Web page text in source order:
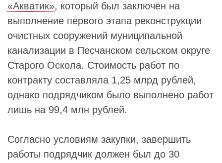
«Акватик», который был заключён на
выполнение первого этапа реконструкции
очистных сооружений муниципальной
канализации в Песчанском сельском округе
Старого Оскола. Стоимость работ по
контракту составляла 1,25 млрд рублей,
однако подрядчиком было выполнено работ
лишь на 99,4 млн рублей.
Согласно условиям закупки, завершить
работы подрядчик должен был до 30